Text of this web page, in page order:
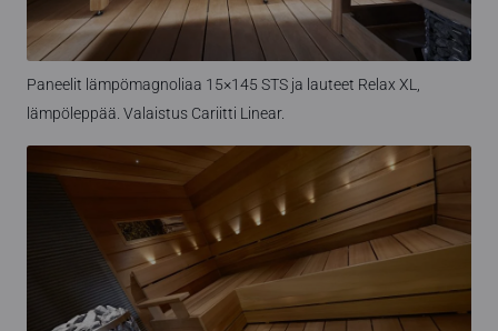
Paneelit lämpömagnoliaa 15×145 STS ja lauteet Relax XL,
lämpöleppää. Valaistus Cariitti Linear.